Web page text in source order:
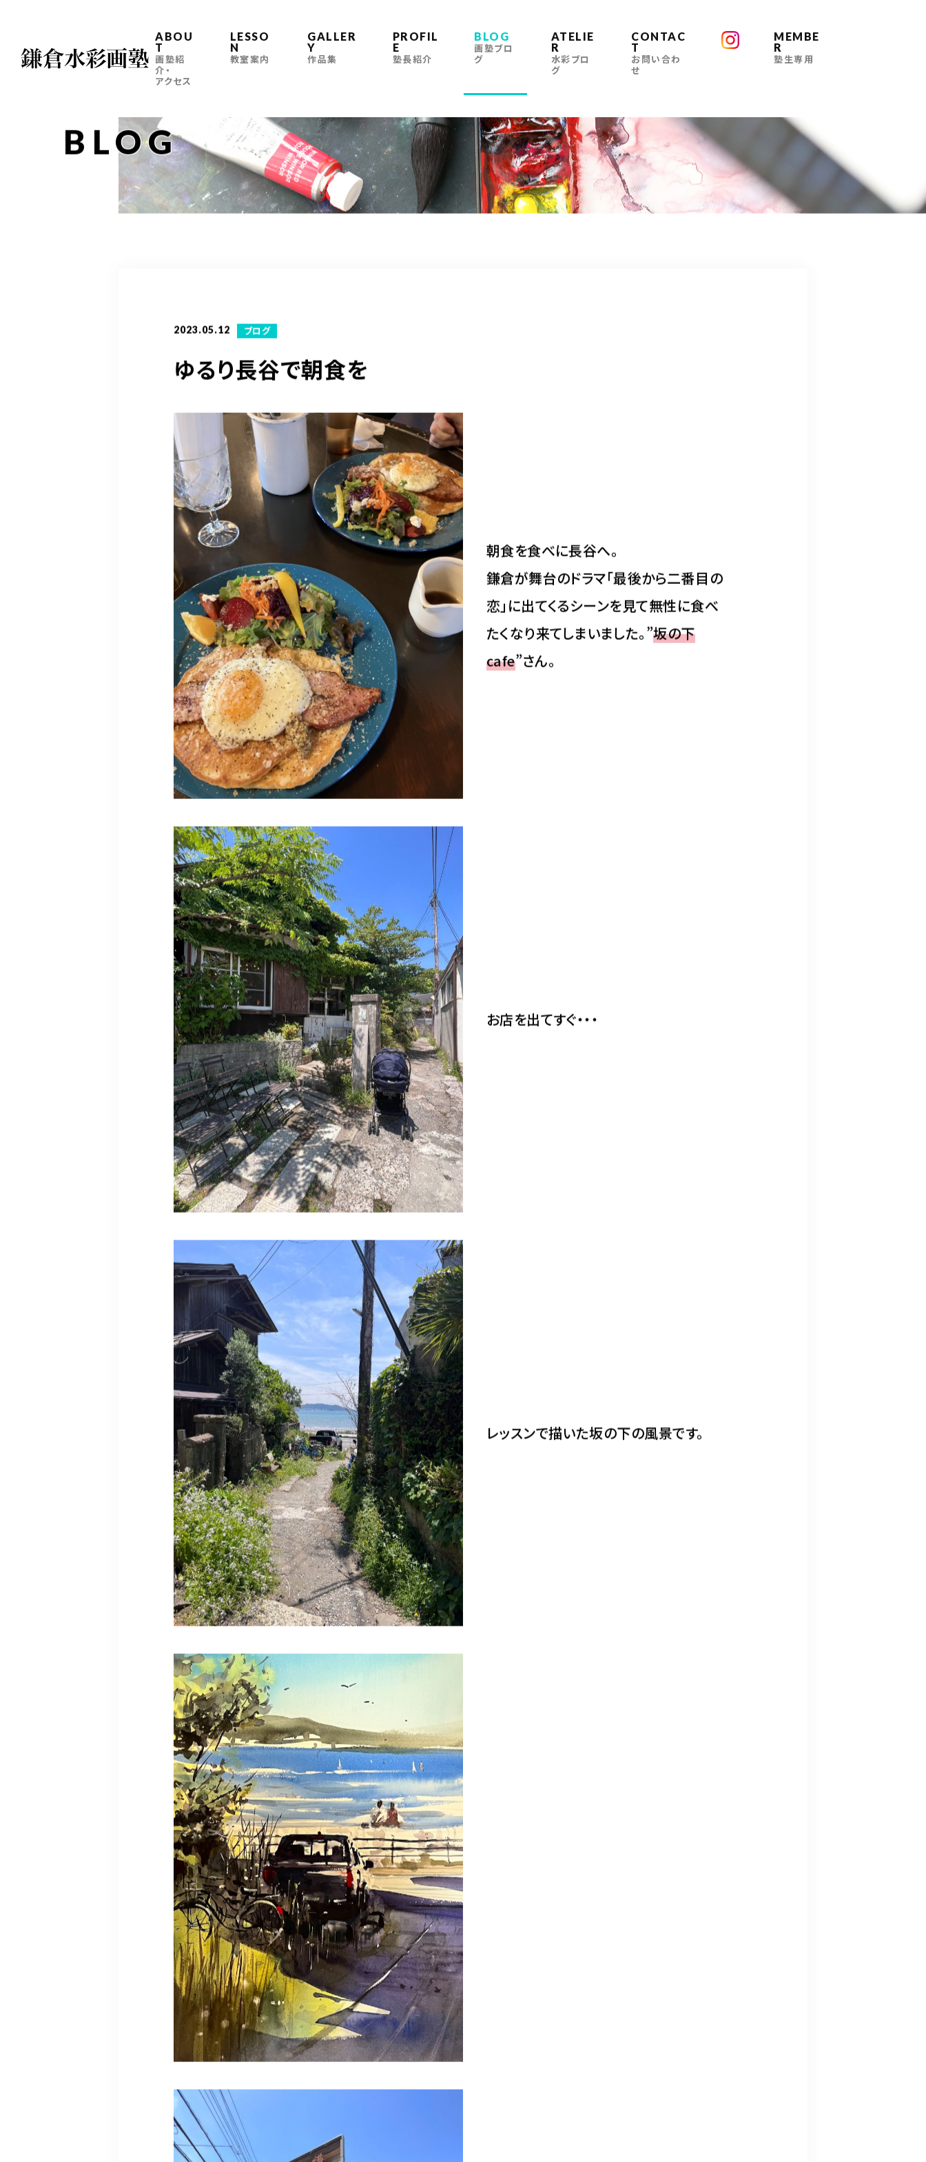
ABOU
T
画塾紹
介・
アクセス
LESSO
N
教室案内
GALLER
Y
作品集
PROFIL
E
塾長紹介
BLOG
画塾ブロ
グ
ATELIE
R
水彩ブロ
グ
CONTAC
T
お問い合わ
せ
MEMBE
R
塾生専用
BLOG
2023.05.12 ブログ
ゆるり長谷で朝食を
朝食を食べに長谷へ。
鎌倉が舞台のドラマ「最後から二番目の
恋」に出てくるシーンを見て無性に食べ
たくなり来てしまいました。”坂の下
cafe”さん。
お店を出てすぐ・・・
レッスンで描いた坂の下の風景です。